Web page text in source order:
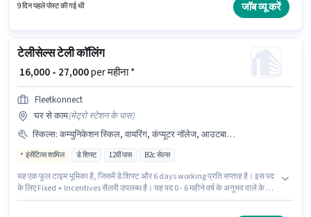
जैसे इंश्योरेंस भी मिलेंगे। आवेदकों के पास कम से कम 12वीं पास डिग्री या सर्टिफिकेट होना
9 दिन पहले पोस्ट की गई थी जॉब व्यू करें
टेलीसेल्स टेली कॉलिंग
₹ 16,000 - 27,000per महीना *
Fleetkonnect
घर से काम(मेट्रो स्टेशन के पास)
स्किल्स: कम्युनिकेशन स्किल, वायरिंग, कंप्यूटर नॉलेज, आउटबाउंड/कोल्ड कॉलिंग, डोमेस्टिक कॉलिंग, MS Excel, लीड जनरेशन
इंसेंटिव्स शामिल डे शिफ्ट 12वीं पास B2c सेल्स
यह एक फुल टाइम भूमिका है, जिसमें डे शिफ्ट और 6 days working प्रति सप्ताह है। इस पद
के लिए Fixed + Incentives सैलरी उपलब्ध है। यह पद 0 - 6 महीने वर्ष के अनुभव वाले के लिए